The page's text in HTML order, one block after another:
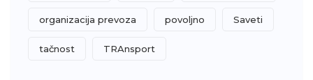
organizacija prevoza povoljno Saveti
tačnost TRAnsport